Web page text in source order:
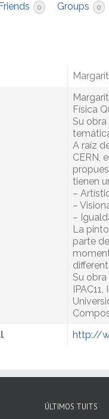
Friends 0 Groups 0
Física
Su
A raíz
CERN,
tienen
–
–
–
La
parte
Su
http://
ÚLTIMOS TUITS